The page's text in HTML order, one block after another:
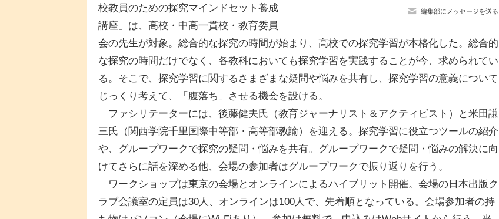
編集部にメッセージを送る
校教員のための探究マインドセット養成
講座」は、高校・中高一貫校・教育委員
会の先生が対象。総合的な探究の時間が始まり、高校での探究学習が本格化した。総合的
な探究の時間だけでなく、各教科においても探究学習を実践することが今、求められてい
る。そこで、探究学習に関するさまざまな疑問や悩みを共有し、探究学習の意義について
じっくり考えて、「腹落ち」させる機会を設ける。
ファシリテーターには、後藤健夫氏（教育ジャーナリスト＆アクティビスト）と米田謙
三氏（関西学院千里国際中等部・高等部教諭）を迎える。探究学習に役立つツールの紹介
や、グループワークで探究の疑問・悩みを共有。グループワークで疑問・悩みの解決に向
けてさらに話を深める他、会場の参加者はグループワークで振り返りを行う。
ワークショップは東京の会場とオンラインによるハイブリット開催。会場の日本出版ク
ラブ会議室の定員は30人、オンラインは100人で、先着順となっている。会場参加者の持